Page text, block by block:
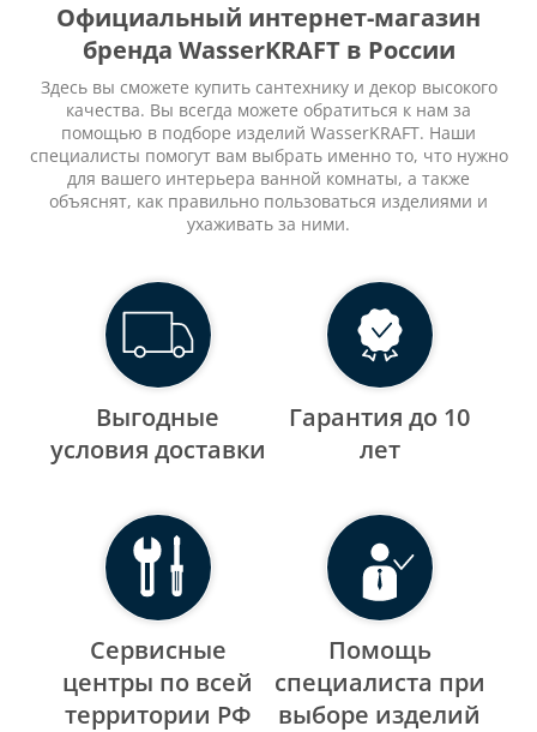
Официальный интернет-магазин
бренда WasserKRAFT в России
Здесь вы сможете купить сантехнику и декор высокого
качества. Вы всегда можете обратиться к нам за
помощью в подборе изделий WasserKRAFT. Наши
специалисты помогут вам выбрать именно то, что нужно
для вашего интерьера ванной комнаты, а также
объяснят, как правильно пользоваться изделиями и
ухаживать за ними.
Выгодные
уcловия доставки
Гарантия до 10
лет
Сервисные
центры по всей
территории РФ
Помощь
специалиста при
выборе изделий